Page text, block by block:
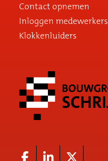
Contact opnemen
Inloggen medewerkers
Klokkenluiders